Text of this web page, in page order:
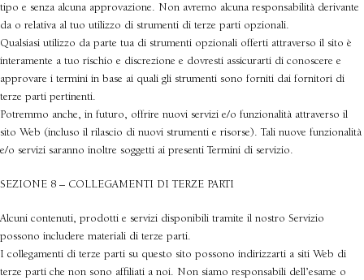
tipo e senza alcuna approvazione. Non avremo alcuna responsabilità derivante
da o relativa al tuo utilizzo di strumenti di terze parti opzionali.
Qualsiasi utilizzo da parte tua di strumenti opzionali offerti attraverso il sito è
interamente a tuo rischio e discrezione e dovresti assicurarti di conoscere e
approvare i termini in base ai quali gli strumenti sono forniti dai fornitori di
terze parti pertinenti.
Potremmo anche, in futuro, offrire nuovi servizi e/o funzionalità attraverso il
sito Web (incluso il rilascio di nuovi strumenti e risorse). Tali nuove funzionalità
e/o servizi saranno inoltre soggetti ai presenti Termini di servizio.
SEZIONE 8 – COLLEGAMENTI DI TERZE PARTI
Alcuni contenuti, prodotti e servizi disponibili tramite il nostro Servizio
possono includere materiali di terze parti.
I collegamenti di terze parti su questo sito possono indirizzarti a siti Web di
terze parti che non sono affiliati a noi. Non siamo responsabili dell’esame o